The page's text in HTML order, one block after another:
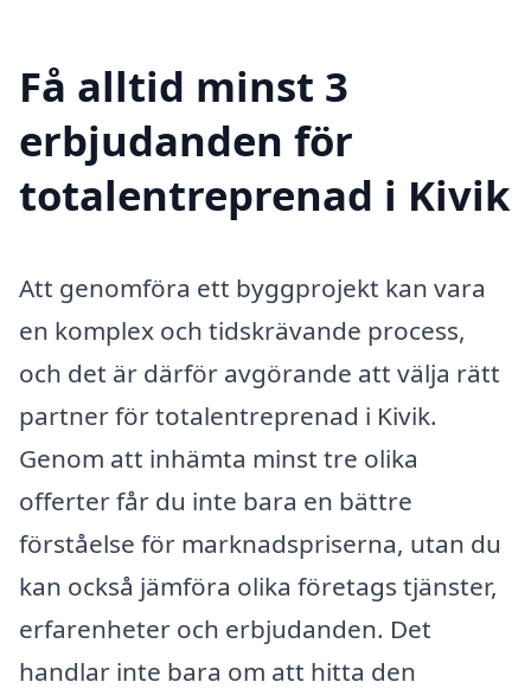
Få alltid minst 3
erbjudanden för
totalentreprenad i Kivik
Att genomföra ett byggprojekt kan vara
en komplex och tidskrävande process,
och det är därför avgörande att välja rätt
partner för totalentreprenad i Kivik.
Genom att inhämta minst tre olika
offerter får du inte bara en bättre
förståelse för marknadspriserna, utan du
kan också jämföra olika företags tjänster,
erfarenheter och erbjudanden. Det
handlar inte bara om att hitta den